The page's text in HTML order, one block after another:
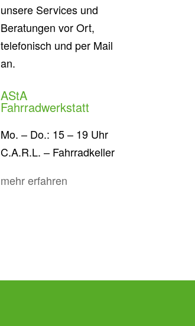
unsere Services und
Beratungen vor Ort,
telefonisch und per Mail
an.
AStA
Fahrradwerkstatt
Mo. – Do.: 15 – 19 Uhr
C.A.R.L. – Fahrradkeller
mehr erfahren